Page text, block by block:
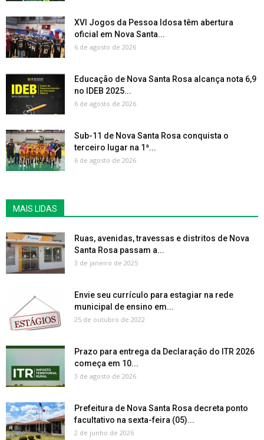
XVI Jogos da Pessoa Idosa têm abertura
oficial em Nova Santa...
6 de agosto de 2026
Educação de Nova Santa Rosa alcança nota 6,9
no IDEB 2025...
6 de agosto de 2026
Sub-11 de Nova Santa Rosa conquista o
terceiro lugar na 1ª...
6 de agosto de 2026
MAIS LIDAS
Ruas, avenidas, travessas e distritos de Nova
Santa Rosa passam a...
3 de janeiro de 2025
Envie seu currículo para estagiar na rede
municipal de ensino em...
25 de outubro de 2022
Prazo para entrega da Declaração do ITR 2026
começa em 10...
3 de agosto de 2026
Prefeitura de Nova Santa Rosa decreta ponto
facultativo na sexta-feira (05)...
2 de junho de 2026